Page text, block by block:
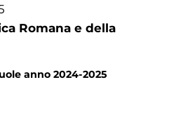
Romana e della
anno 2024-2025